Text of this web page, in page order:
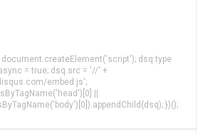
dsq.type
= true; dsq.src = '//' +
embed.js';
||
})();